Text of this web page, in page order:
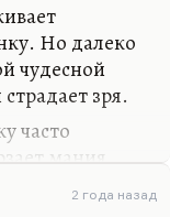
Но далеко
чудесной
зря.
часто
мания
в
2 года назад